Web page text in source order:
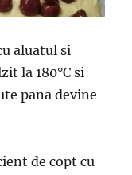
aluatul si
la 180°C si
pana devine
de copt cu